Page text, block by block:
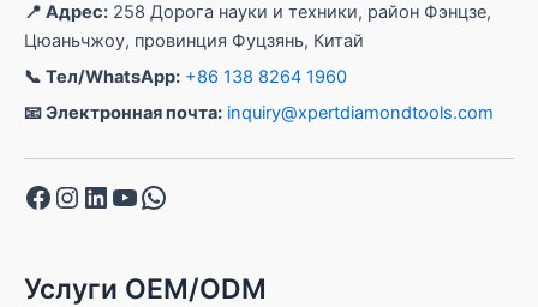
📍 Адрес: 258 Дорога науки и техники, район Фэнцзе,
Цюаньчжоу, провинция Фуцзянь, Китай
📞 Тел/WhatsApp: +86 138 8264 1960
📧 Электронная почта: inquiry@xpertdiamondtools.com
Facebook
Instagram
LinkedIn
YouTube
WhatsApp
Услуги OEM/ODM